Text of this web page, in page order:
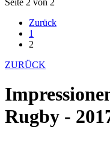
Zurück
1
2
ZURÜCK
Rugby -